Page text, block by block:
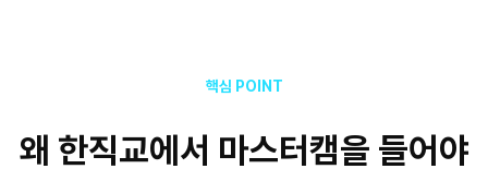
핵심 POINT
왜 한직교에서 마스터캠을 들어야